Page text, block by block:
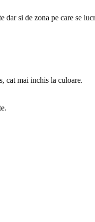
si de zona pe care se
cat mai inchis la culoare.